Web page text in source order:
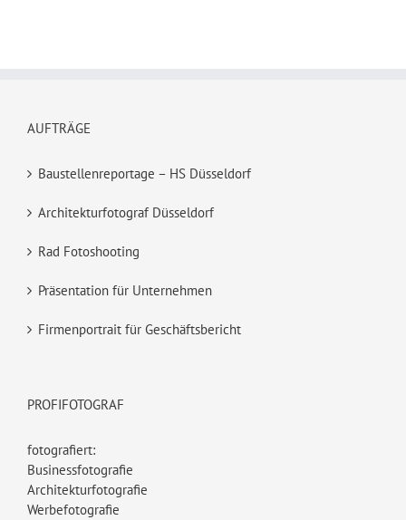
AUFTRÄGE
Baustellenreportage – HS Düsseldorf
Architekturfotograf Düsseldorf
Rad Fotoshooting
Präsentation für Unternehmen
Firmenportrait für Geschäftsbericht
PROFIFOTOGRAF
fotografiert:
Businessfotografie
Architekturfotografie
Werbefotografie